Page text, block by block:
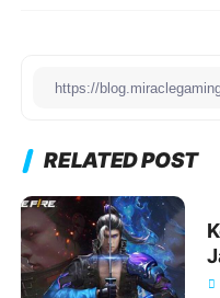
RELATED POST